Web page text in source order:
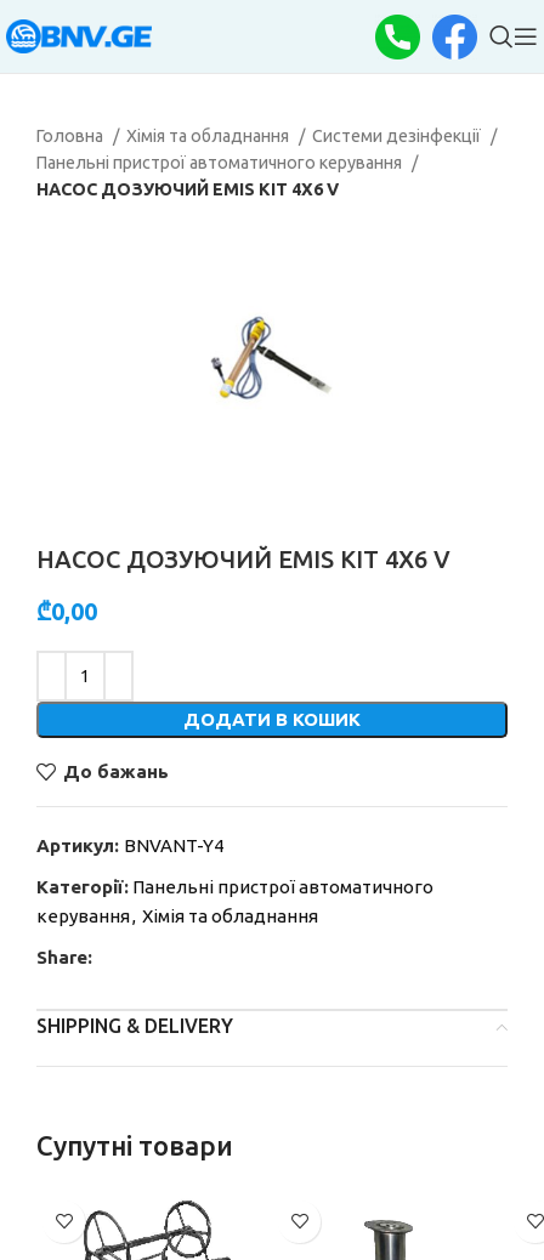
Головна Хімія та обладнання
Системи дезінфекції
Панельні пристрої автоматичного керування
НАСОС ДОЗУЮЧИЙ EMIS KIT 4X6 V
НАСОС ДОЗУЮЧИЙ EMIS KIT 4X6 V
₾0,00
ДОДАТИ В КОШИК
До бажань
Артикул: BNVANT-Y4
Категорії: Панельні пристрої автоматичного
керування, Хімія та обладнання
Share:
SHIPPING & DELIVERY
Супутні товари